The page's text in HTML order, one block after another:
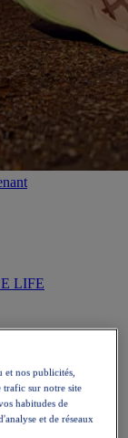
LIFE
et nos publicités,
trafic sur notre site
habitudes de
et de réseaux